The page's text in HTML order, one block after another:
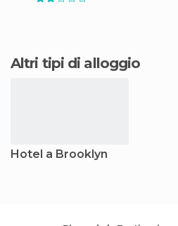
Altri tipi di alloggio
Hotel a Brooklyn